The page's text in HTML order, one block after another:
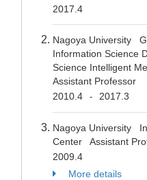
2017.4
Nagoya University
Information Science
Science Intelligent
Assistant Professor
2010.4
- 2017.3
Nagoya University
Center Assistant
2009.4
More details